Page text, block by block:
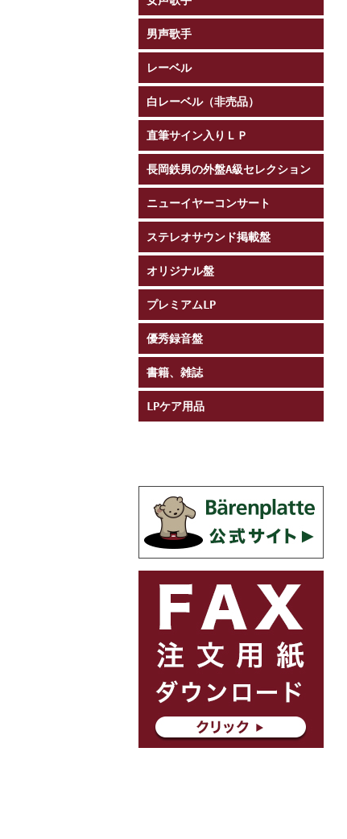
男声歌手
レーベル
白レーベル（非売品）
直筆サイン入りＬＰ
長岡鉄男の外盤A級セレクション
ニューイヤーコンサート
ステレオサウンド掲載盤
オリジナル盤
プレミアムLP
優秀録音盤
書籍、雑誌
LPケア用品